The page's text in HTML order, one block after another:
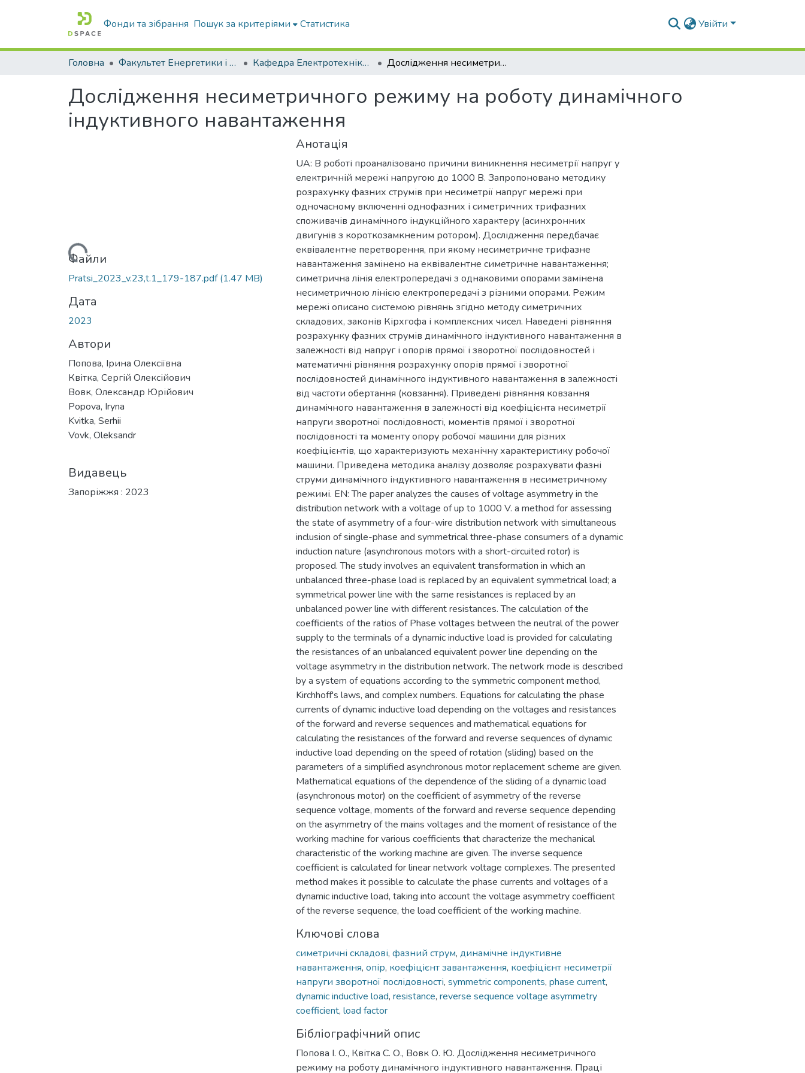
Фонди та зібрання Пошук за критеріями Статистика Увійти
Головна Факультет Енергетики і комп'ютерних технологій Кафедра Електротехніки і електромеханіки ім. проф. В.В. Овчарова Дослідження несиметричного режиму на роботу динамічного індуктивного навантаження
Дослідження несиметричного режиму на роботу динамічного
індуктивного навантаження
Вантажиться...
Файли
Pratsi_2023_v.23,t.1_179-187.pdf(1.47 MB)
Дата
2023
Автори
Попова, Ірина Олексіївна
Квітка, Сергій Олексійович
Вовк, Олександр Юрійович
Popova, Iryna
Kvitka, Serhii
Vovk, Oleksandr
Видавець
Запоріжжя : 2023
Анотація
UA: В роботі проаналізовано причини виникнення несиметрії напруг у
електричній мережі напругою до 1000 В. Запропоновано методику
розрахунку фазних струмів при несиметрії напруг мережі при
одночасному включенні однофазних і симетричних трифазних
споживачів динамічного індукційного характеру (асинхронних
двигунів з короткозамкненим ротором). Дослідження передбачає
еквівалентне перетворення, при якому несиметричне трифазне
навантаження замінено на еквівалентне симетричне навантаження;
симетрична лінія електропередачі з однаковими опорами замінена
несиметричною лінією електропередачі з різними опорами. Режим
мережі описано системою рівнянь згідно методу симетричних
складових, законів Кірхгофа і комплексних чисел. Наведені рівняння
розрахунку фазних струмів динамічного індуктивного навантаження в
залежності від напруг і опорів прямої і зворотної послідовностей і
математичні рівняння розрахунку опорів прямої і зворотної
послідовностей динамічного індуктивного навантаження в залежності
від частоти обертання (ковзання). Приведені рівняння ковзання
динамічного навантаження в залежності від коефіцієнта несиметрії
напруги зворотної послідовності, моментів прямої і зворотної
послідовності та моменту опору робочої машини для різних
коефіцієнтів, що характеризують механічну характеристику робочої
машини. Приведена методика аналізу дозволяє розрахувати фазні
струми динамічного індуктивного навантаження в несиметричному
режимі. EN: The paper analyzes the causes of voltage asymmetry in the
distribution network with a voltage of up to 1000 V. a method for assessing
the state of asymmetry of a four-wire distribution network with simultaneous
inclusion of single-phase and symmetrical three-phase consumers of a dynamic
induction nature (asynchronous motors with a short-circuited rotor) is
proposed. The study involves an equivalent transformation in which an
unbalanced three-phase load is replaced by an equivalent symmetrical load; a
symmetrical power line with the same resistances is replaced by an
unbalanced power line with different resistances. The calculation of the
coefficients of the ratios of Phase voltages between the neutral of the power
supply to the terminals of a dynamic inductive load is provided for calculating
the resistances of an unbalanced equivalent power line depending on the
voltage asymmetry in the distribution network. The network mode is described
by a system of equations according to the symmetric component method,
Kirchhoff's laws, and complex numbers. Equations for calculating the phase
currents of dynamic inductive load depending on the voltages and resistances
of the forward and reverse sequences and mathematical equations for
calculating the resistances of the forward and reverse sequences of dynamic
inductive load depending on the speed of rotation (sliding) based on the
parameters of a simplified asynchronous motor replacement scheme are given.
Mathematical equations of the dependence of the sliding of a dynamic load
(asynchronous motor) on the coefficient of asymmetry of the reverse
sequence voltage, moments of the forward and reverse sequence depending
on the asymmetry of the mains voltages and the moment of resistance of the
working machine for various coefficients that characterize the mechanical
characteristic of the working machine are given. The inverse sequence
coefficient is calculated for linear network voltage complexes. The presented
method makes it possible to calculate the phase currents and voltages of a
dynamic inductive load, taking into account the voltage asymmetry coefficient
of the reverse sequence, the load coefficient of the working machine.
Ключові слова
симетричні складові, фазний струм, динамічне індуктивне
навантаження, опір, коефіцієнт завантаження, коефіцієнт несиметрії
напруги зворотної послідовності, symmetric components, phase current,
dynamic inductive load, resistance, reverse sequence voltage asymmetry
coefficient, load factor
Бібліографічний опис
Попова І. О., Квітка С. О., Вовк О. Ю. Дослідження несиметричного
режиму на роботу динамічного індуктивного навантаження. Праці